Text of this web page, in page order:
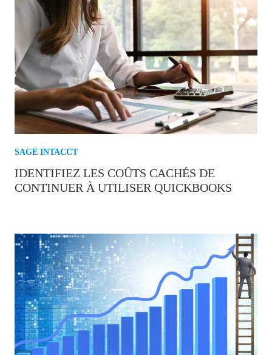
SAGE INTACCT
IDENTIFIEZ LES COÛTS CACHÉS DE
CONTINUER À UTILISER QUICKBOOKS